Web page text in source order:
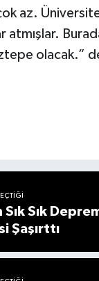
az.
atmışlar.
olacak.”
Sık Sık
Şaşırttı